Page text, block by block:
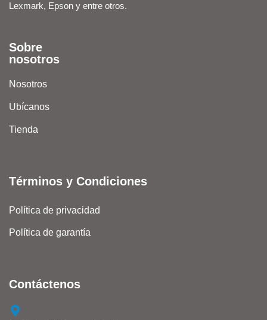
Lexmark, Epson y entre otros.
Sobre
nosotros
Nosotros
Ubícanos
Tienda
Términos y Condiciones
Política de privacidad
Política de garantía
Contáctenos